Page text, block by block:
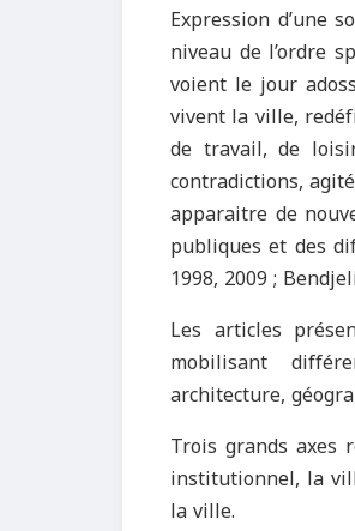
Expression d’une
niveau de l’ordre
voient le jour
vivent la ville,
de travail, de
contradictions,
apparaitre de
publiques et des
1998, 2009 ;
Les articles
mobilisant
architecture,
Trois grands axes
institutionnel, la
la ville.